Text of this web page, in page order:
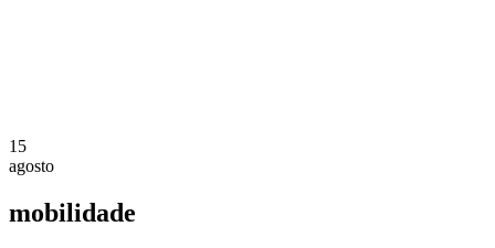
15
agosto
mobilidade